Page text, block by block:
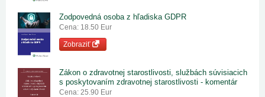
Zodpovedná osoba z hľadiska GDPR
Cena: 18.50 Eur
Zobraziť
Zákon o zdravotnej starostlivosti, službách súvisiacich
s poskytovaním zdravotnej starostlivosti - komentár
Cena: 25.90 Eur